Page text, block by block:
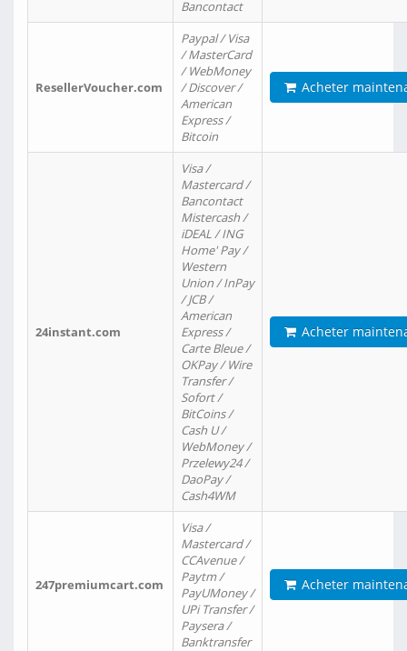
Bancontact
ResellerVoucher.com
Paypal / Visa
/ MasterCard
/ WebMoney
/ Discover /
American
Express /
Bitcoin
Acheter
24instant.com
Visa /
Mastercard /
Bancontact
Mistercash /
iDEAL / ING
Home' Pay /
Western
Union / InPay
/ JCB /
American
Express /
Carte Bleue /
OKPay / Wire
Transfer /
Sofort /
BitCoins /
Cash U /
WebMoney /
Przelewy24 /
DaoPay /
Cash4WM
Acheter
247premiumcart.com
Visa /
Mastercard /
CCAvenue /
Paytm /
PayUMoney /
UPi Transfer /
Paysera /
Banktransfer
Acheter